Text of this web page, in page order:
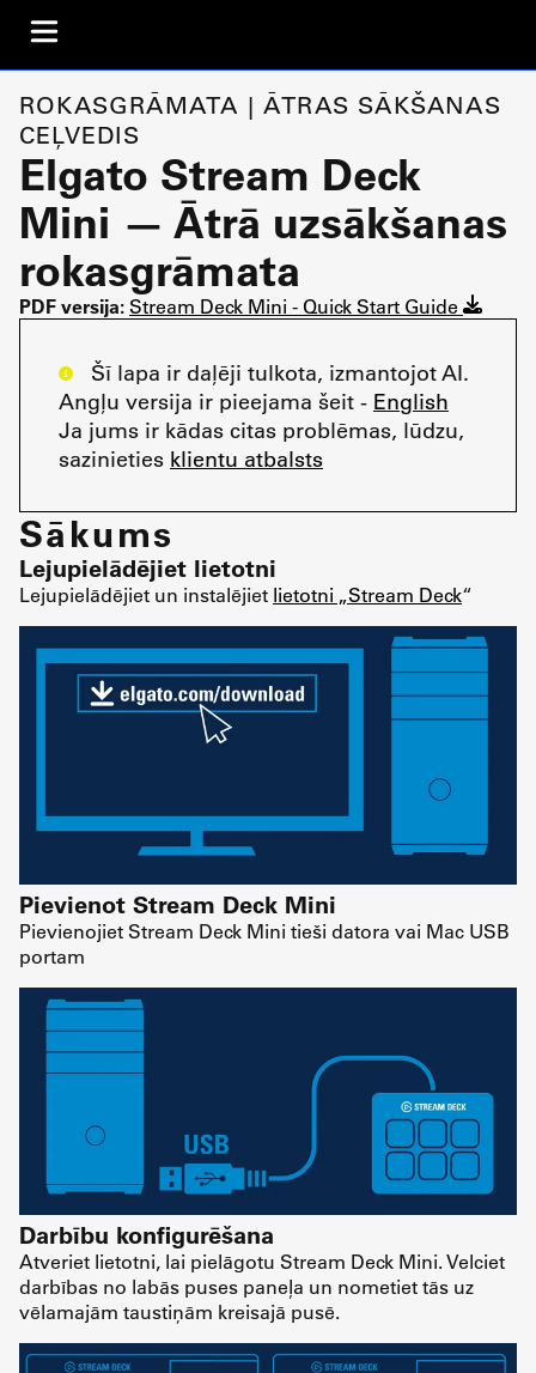
ROKASGRĀMATA | ĀTRAS SĀKŠANAS
CEĻVEDIS
Elgato Stream Deck
Mini — Ātrā uzsākšanas
rokasgrāmata
PDF versija: Stream Deck Mini - Quick Start Guide
Šī lapa ir daļēji tulkota, izmantojot AI.
Angļu versija ir pieejama šeit - English
Ja jums ir kādas citas problēmas, lūdzu,
sazinieties klientu atbalsts
Sākums
Lejupielādējiet lietotni
Lejupielādējiet un instalējiet lietotni „Stream Deck“
Pievienot Stream Deck Mini
Pievienojiet Stream Deck Mini tieši datora vai Mac USB
portam
Darbību konfigurēšana
Atveriet lietotni, lai pielāgotu Stream Deck Mini. Velciet
darbības no labās puses paneļa un nometiet tās uz
vēlamajām taustiņām kreisajā pusē.